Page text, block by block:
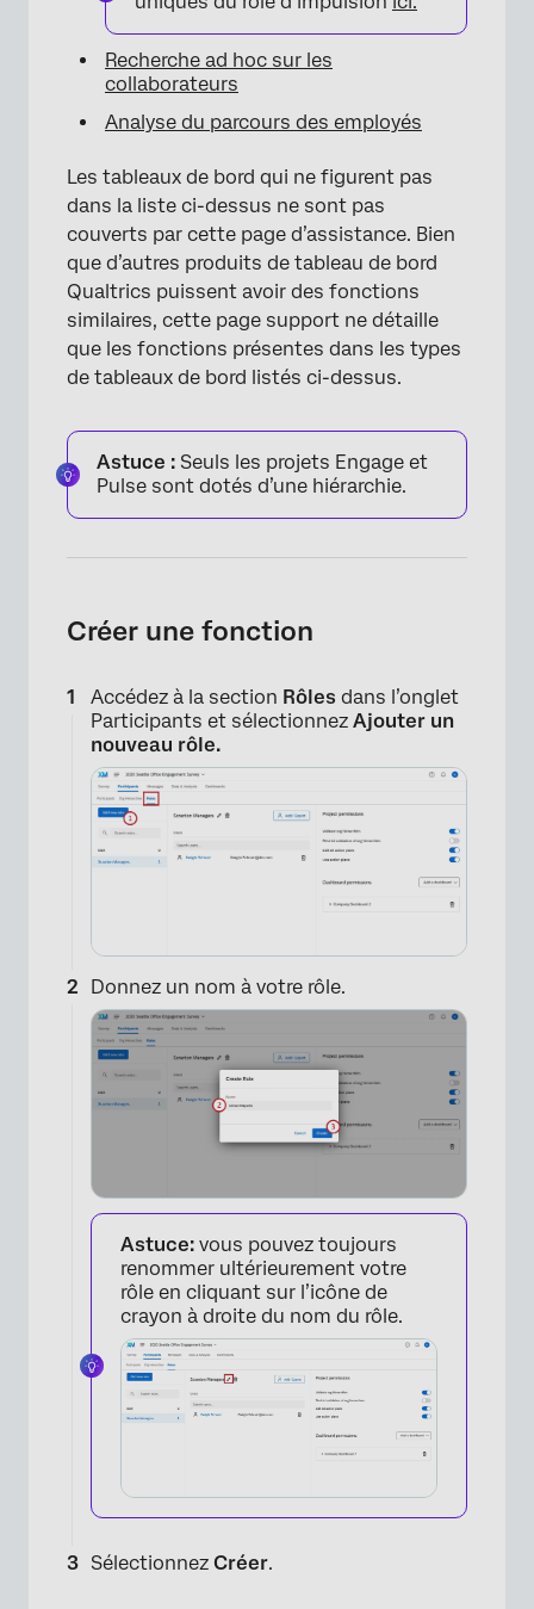
Recherche ad hoc sur les
collaborateurs
Analyse du parcours des employés
Les tableaux de bord qui ne figurent pas
dans la liste ci-dessus ne sont pas
couverts par cette page d’assistance. Bien
que d’autres produits de tableau de bord
Qualtrics puissent avoir des fonctions
similaires, cette page support ne détaille
que les fonctions présentes dans les types
de tableaux de bord listés ci-dessus.
Astuce : Seuls les projets Engage et
Pulse sont dotés d’une hiérarchie.
Créer une fonction
Accédez à la section Rôles dans l’onglet
Participants et sélectionnez Ajouter un
nouveau rôle.
Donnez un nom à votre rôle.
Astuce: vous pouvez toujours
renommer ultérieurement votre
rôle en cliquant sur l’icône de
crayon à droite du nom du rôle.
Sélectionnez Créer.